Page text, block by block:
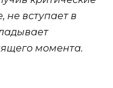
не вступает в
момента.